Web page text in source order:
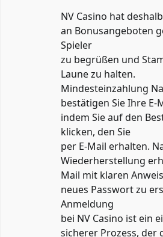
NV Casino hat
an Bonusangeboten
Spieler
zu begrüßen und
Laune zu halten.
Mindesteinzahlung
bestätigen Sie Ihre E-
indem Sie auf den
klicken, den Sie
per E-Mail erhalten.
Wiederherstellung
Mail mit klaren
neues Passwort zu
Anmeldung
bei NV Casino ist ein
sicherer Prozess, der